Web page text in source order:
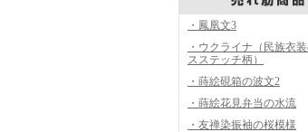
・鳳凰文3
・ウクライナ（民族衣
スステッチ柄）
・蒔絵硯箱の波文2
・蒔絵花見弁当の水流
・友禅染振袖の桜模様